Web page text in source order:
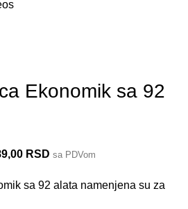
Ekonomik sa 92
RSD sa PDVom
sa 92 alata namenjena su za